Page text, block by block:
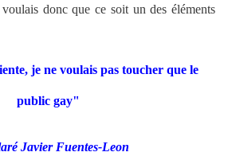
donc que ce soit un des éléments
je ne voulais pas toucher que le
public gay"
Javier Fuentes-Leon